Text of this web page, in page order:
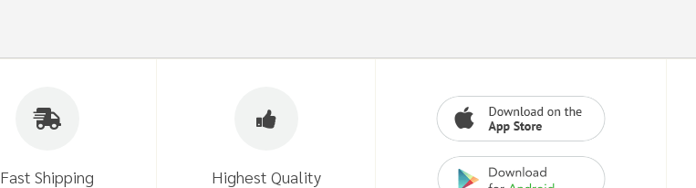
Fast Shipping
Highest Quality